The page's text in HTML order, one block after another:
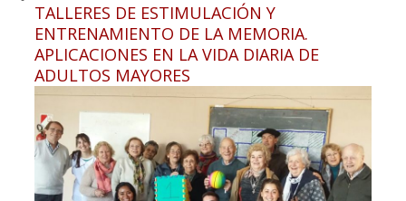
TALLERES DE ESTIMULACIÓN Y
ENTRENAMIENTO DE LA MEMORIA.
APLICACIONES EN LA VIDA DIARIA DE
ADULTOS MAYORES